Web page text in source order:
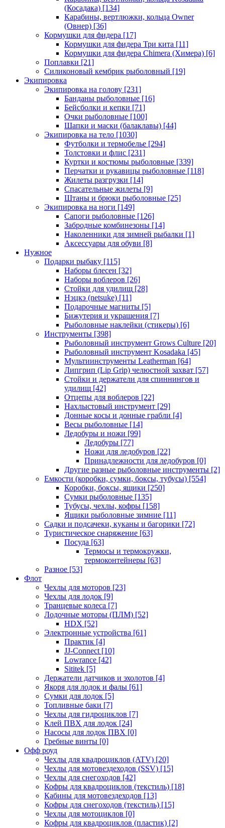
(Косадака) [134]
Карабины, вертлюжки, кольца Owner
(Овнер) [36]
Кормушки для фидера [17]
Кормушки для фидера Три кита [11]
Кормушки для фидера Chimera (Химера) [6]
Поплавки [21]
Силиконовый кембрик рыболовный [19]
Экипировка
Экипировка на голову [231]
Банданы рыболовные [16]
Бейсболки и кепки [71]
Очки рыболовные [100]
Шапки и маски (балаклавы) [44]
Экипировка на тело [1030]
Футболки и термобелье [294]
Толстовки и флис [231]
Куртки и костюмы рыболовные [339]
Перчатки и рукавицы рыболовные [118]
Жилеты разгрузки [14]
Спасательные жилеты [9]
Штаны и брюки рыболовные [25]
Экипировка на ноги [149]
Сапоги рыболовные [126]
Забродные комбинезоны [14]
Наколенники для зимней рыбалки [1]
Аксессуары для обуви [8]
Нужное
Подарки рыбаку [115]
Наборы блесен [32]
Наборы воблеров [26]
Стойки для удилищ [28]
Нэцкэ (netsuke) [11]
Подарочные магниты [5]
Бижутерия и украшения [7]
Рыболовные наклейки (стикеры) [6]
Инструменты [398]
Рыболовный инструмент Grows Culture [20]
Рыболовный инструмент Kosadaka [45]
Мультиинструменты Leatherman [64]
Липгрип (Lip Grip) челюстной захват [57]
Стойки и держатели для спиннингов и
удилищ [42]
Отцепы для воблеров [22]
Нахлыстовый инструмент [29]
Донные косы и донные грабли [4]
Весы рыболовные [14]
Ледобуры и ножи [99]
Ледобуры [77]
Ножи для ледобуров [22]
Принадлежности для ледобуров [0]
Другие разные рыболовные инструменты [2]
Емкости (коробки, сумки, боксы, тубусы) [554]
Коробки, боксы, ящики [250]
Сумки рыболовные [135]
Тубусы, чехлы, кофры [158]
Ящики рыболовные зимние [11]
Садки и подсачеки, куканы и багорики [72]
Туристическое снаряжение [63]
Посуда [63]
Термосы и термокружки,
термоконтейнеры [63]
Разное [53]
Флот
Чехлы для моторов [23]
Чехлы для лодок [9]
Транцевые колеса [7]
Лодочные моторы (ПЛМ) [52]
HDX [52]
Электронные устройства [61]
Практик [4]
JJ-Connect [10]
Lowrance [42]
Sititek [5]
Держатели датчиков и эхолотов [4]
Якоря для лодок и фалы [61]
Сумки для лодок [5]
Топливные баки [7]
Чехлы для гидроциклов [7]
Клей ПВХ для лодок [24]
Насосы для лодок ПВХ [0]
Гребные винты [0]
Офф роуд
Чехлы для квадроциклов (ATV) [20]
Чехлы для мотовездеходов (SSV) [15]
Чехлы для снегоходов [42]
Кофры для квадроциклов (текстиль) [18]
Кабины для мотовездеходов [13]
Кофры для снегоходов (текстиль) [15]
Чехлы для мотоциклов [0]
Кофры для квадроциклов (пластик) [2]